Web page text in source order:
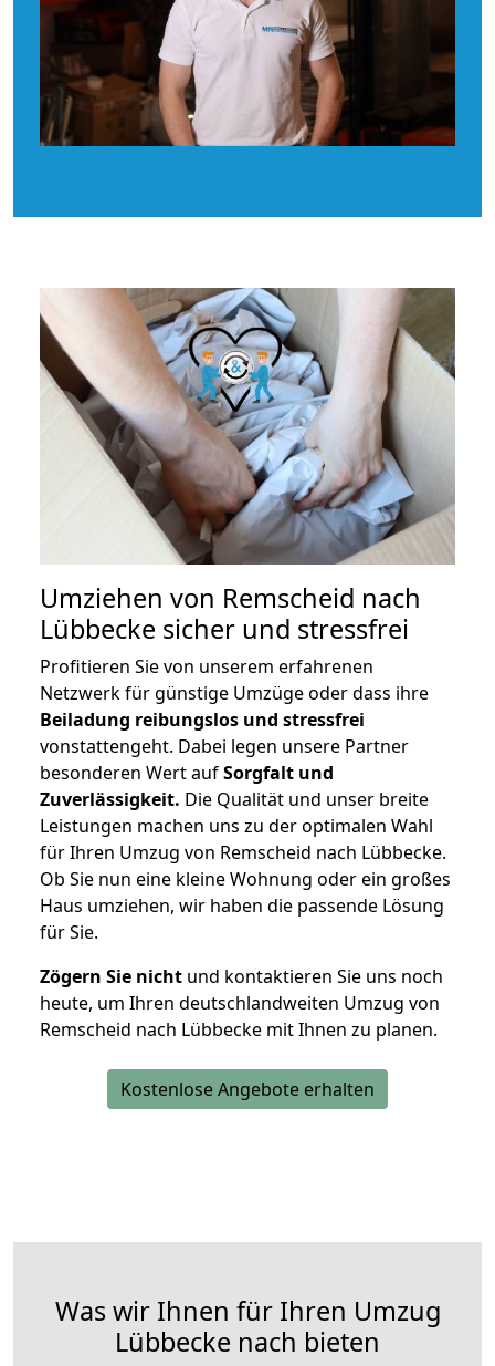
Umziehen von Remscheid nach
Lübbecke sicher und stressfrei
Profitieren Sie von unserem erfahrenen
Netzwerk für günstige Umzüge oder dass ihre
Beiladung reibungslos und stressfrei
vonstattengeht. Dabei legen unsere Partner
besonderen Wert aufSorgfalt und
Zuverlässigkeit. Die Qualität und unser breite
Leistungen machen uns zu der optimalen Wahl
für Ihren Umzug von Remscheid nach Lübbecke.
Ob Sie nun eine kleine Wohnung oder ein großes
Haus umziehen, wir haben die passende Lösung
für Sie.
Zögern Sie nicht und kontaktieren Sie uns noch
heute, um Ihren deutschlandweiten Umzug von
Remscheid nach Lübbecke mit Ihnen zu planen.
Kostenlose Angebote erhalten
Was wir Ihnen für Ihren Umzug
Lübbecke nach bieten